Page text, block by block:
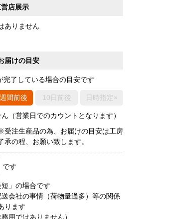
店展示
ありません
届けの目安
了している場合の目安です
間前後 10日前後 日時指定×
（営業日でのカウントとなります）
注生産品の為、お届けの目安は工房
の程、お願い致します。
です
」の場合です
会社の事情（荷物量過多）等の関係
ります
用ではありません）